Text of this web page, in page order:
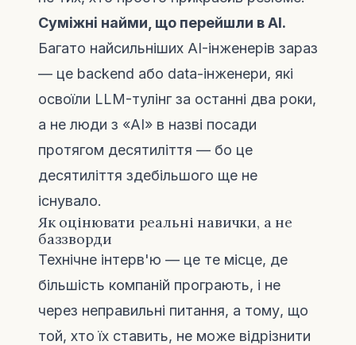
Суміжні найми, що перейшли в AI.
Багато найсильніших AI-інженерів зараз
— це backend або data-інженери, які
освоїли LLM-тулінг за останні два роки,
а не люди з «AI» в назві посади
протягом десятиліття — бо це
десятиліття здебільшого ще не
існувало.
Як оцінювати реальні навички, а не
баззворди
Технічне інтерв'ю — це те місце, де
більшість компаній програють, і не
через неправильні питання, а тому, що
той, хто їх ставить, не може відрізнити